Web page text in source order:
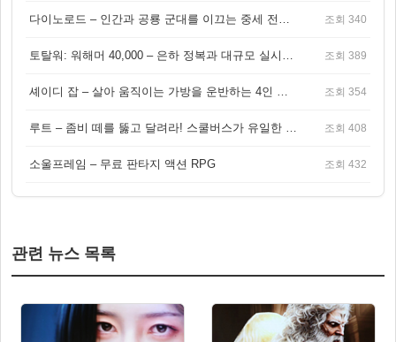
다이노로드 – 인간과 공룡 군대를 이끄는 중세 전략 액션 RPG 조회 340
토탈워: 워해머 40,000 – 은하 정복과 대규모 실시간 전투가 결합된 전략 게임! 조회 389
셰이디 잡 – 살아 움직이는 가방을 운반하는 4인 협동 물리 어드벤처 게임 조회 354
루트 – 좀비 떼를 뚫고 달려라! 스쿨버스가 유일한 집이 되는 4인 협동 생존 게임 조회 408
소울프레임 – 무료 판타지 액션 RPG 조회 432
관련 뉴스 목록